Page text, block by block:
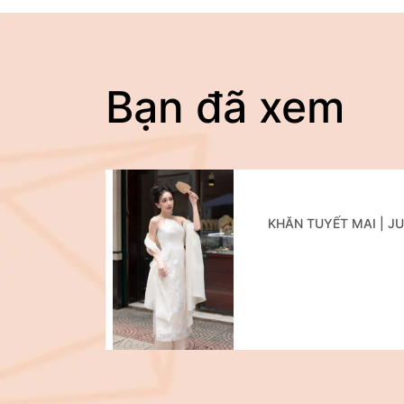
Bạn đã xem
KHĂN TUYẾT MAI |